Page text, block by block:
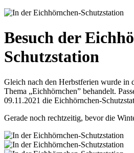
Besuch der
Schutzstation
Gleich nach den Herbstferien wurde in
Thema „Eichhörnchen” behandelt.
09.11.2021 die Eichhörnchen-
Gerade noch rechtzeitig, bevor die